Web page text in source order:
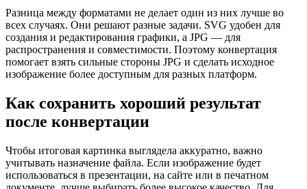
Разница между форматами не делает один из них лучше во
всех случаях. Они решают разные задачи. SVG удобен для
создания и редактирования графики, а JPG — для
распространения и совместимости. Поэтому конвертация
помогает взять сильные стороны JPG и сделать исходное
изображение более доступным для разных платформ.
Как сохранить хороший результат
после конвертации
Чтобы итоговая картинка выглядела аккуратно, важно
учитывать назначение файла. Если изображение будет
использоваться в презентации, на сайте или в печатном